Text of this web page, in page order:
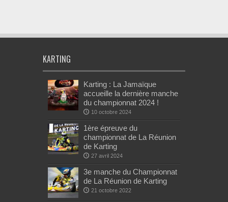
KARTING
Karting : La Jamaïque
accueille la dernière manche
du championnat 2024 !
10 octobre 2024
1ère épreuve du
championnat de La Réunion
de Karting
27 avril 2024
3e manche du Championnat
de La Réunion de Karting
21 octobre 2022